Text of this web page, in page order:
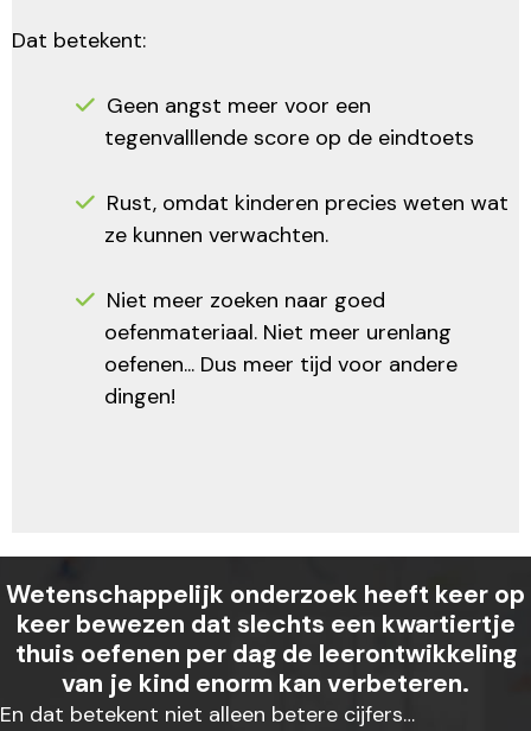
Dat betekent:
Geen angst meer voor een
tegenvalllende score op de eindtoets
Rust, omdat kinderen precies weten wat
ze kunnen verwachten.
Niet meer zoeken naar goed
oefenmateriaal. Niet meer urenlang
oefenen... Dus meer tijd voor andere
dingen!
Wetenschappelijk onderzoek heeft keer op
keer bewezen dat slechts een kwartiertje
thuis oefenen per dag de leerontwikkeling
van je kind enorm kan verbeteren.
En dat betekent niet alleen betere cijfers…